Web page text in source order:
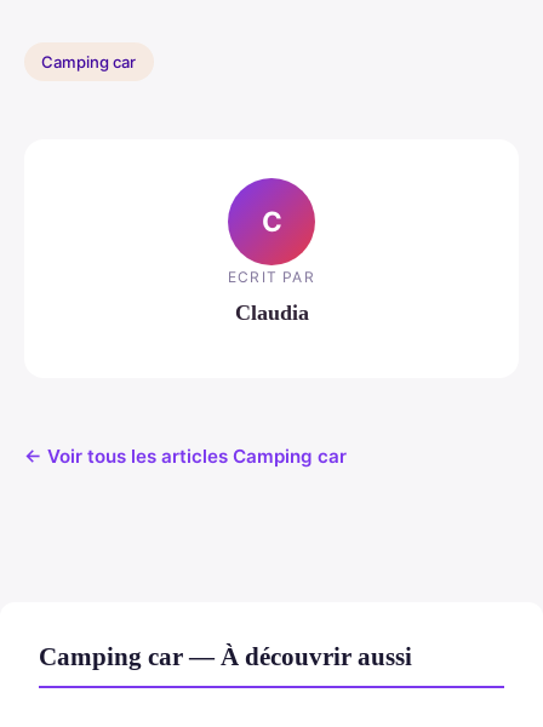
Camping car
C
ECRIT PAR
Claudia
← Voir tous les articles Camping car
Camping car — À découvrir aussi